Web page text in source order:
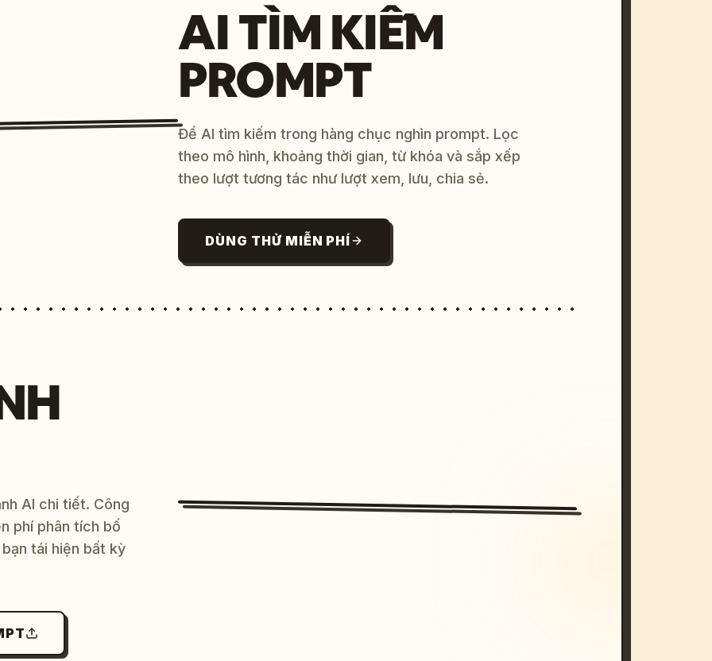
AI TÌM KIẾM
PROMPT
Để AI tìm kiếm trong hàng chục nghìn prompt. Lọc
theo mô hình, khoảng thời gian, từ khóa và sắp xếp
theo lượt tương tác như lượt xem, lưu, chia sẻ.
DÙNG THỬ MIỄN PHÍ
AI chi tiết. Công
phí phân tích bố
tái hiện bất kỳ